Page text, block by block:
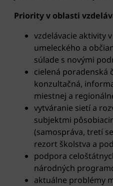
Priority v oblasti
vzdelávacie aktivity
umeleckého a
súlade s novými
cielená poradenská
konzultačná,
miestnej a
vytváranie sietí a
subjektmi
(samospráva, tretí
rezort školstva a
podpora
národných
aktuálne problémy